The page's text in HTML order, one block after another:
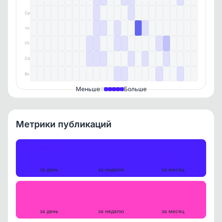
Ср
Чт
Пт
Сб
Вс
Меньше Больше
Метрики публикаций
за день за неделю за месяц
за день за неделю за месяц